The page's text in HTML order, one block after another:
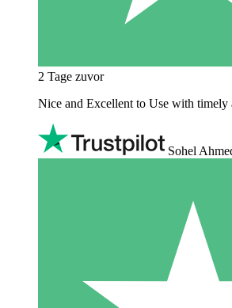
2 Tage zuvor
Nice and Excellent to Use with timely
Sohel